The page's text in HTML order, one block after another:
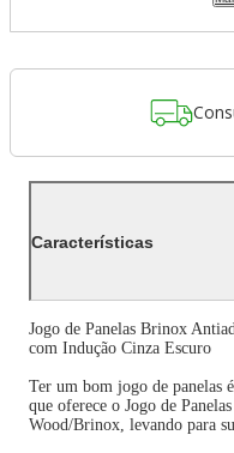
Características
Jogo de Panelas Brinox
com Indução Cinza Escuro
Ter um bom jogo de panelas
que oferece o Jogo de
Wood/Brinox, levando para